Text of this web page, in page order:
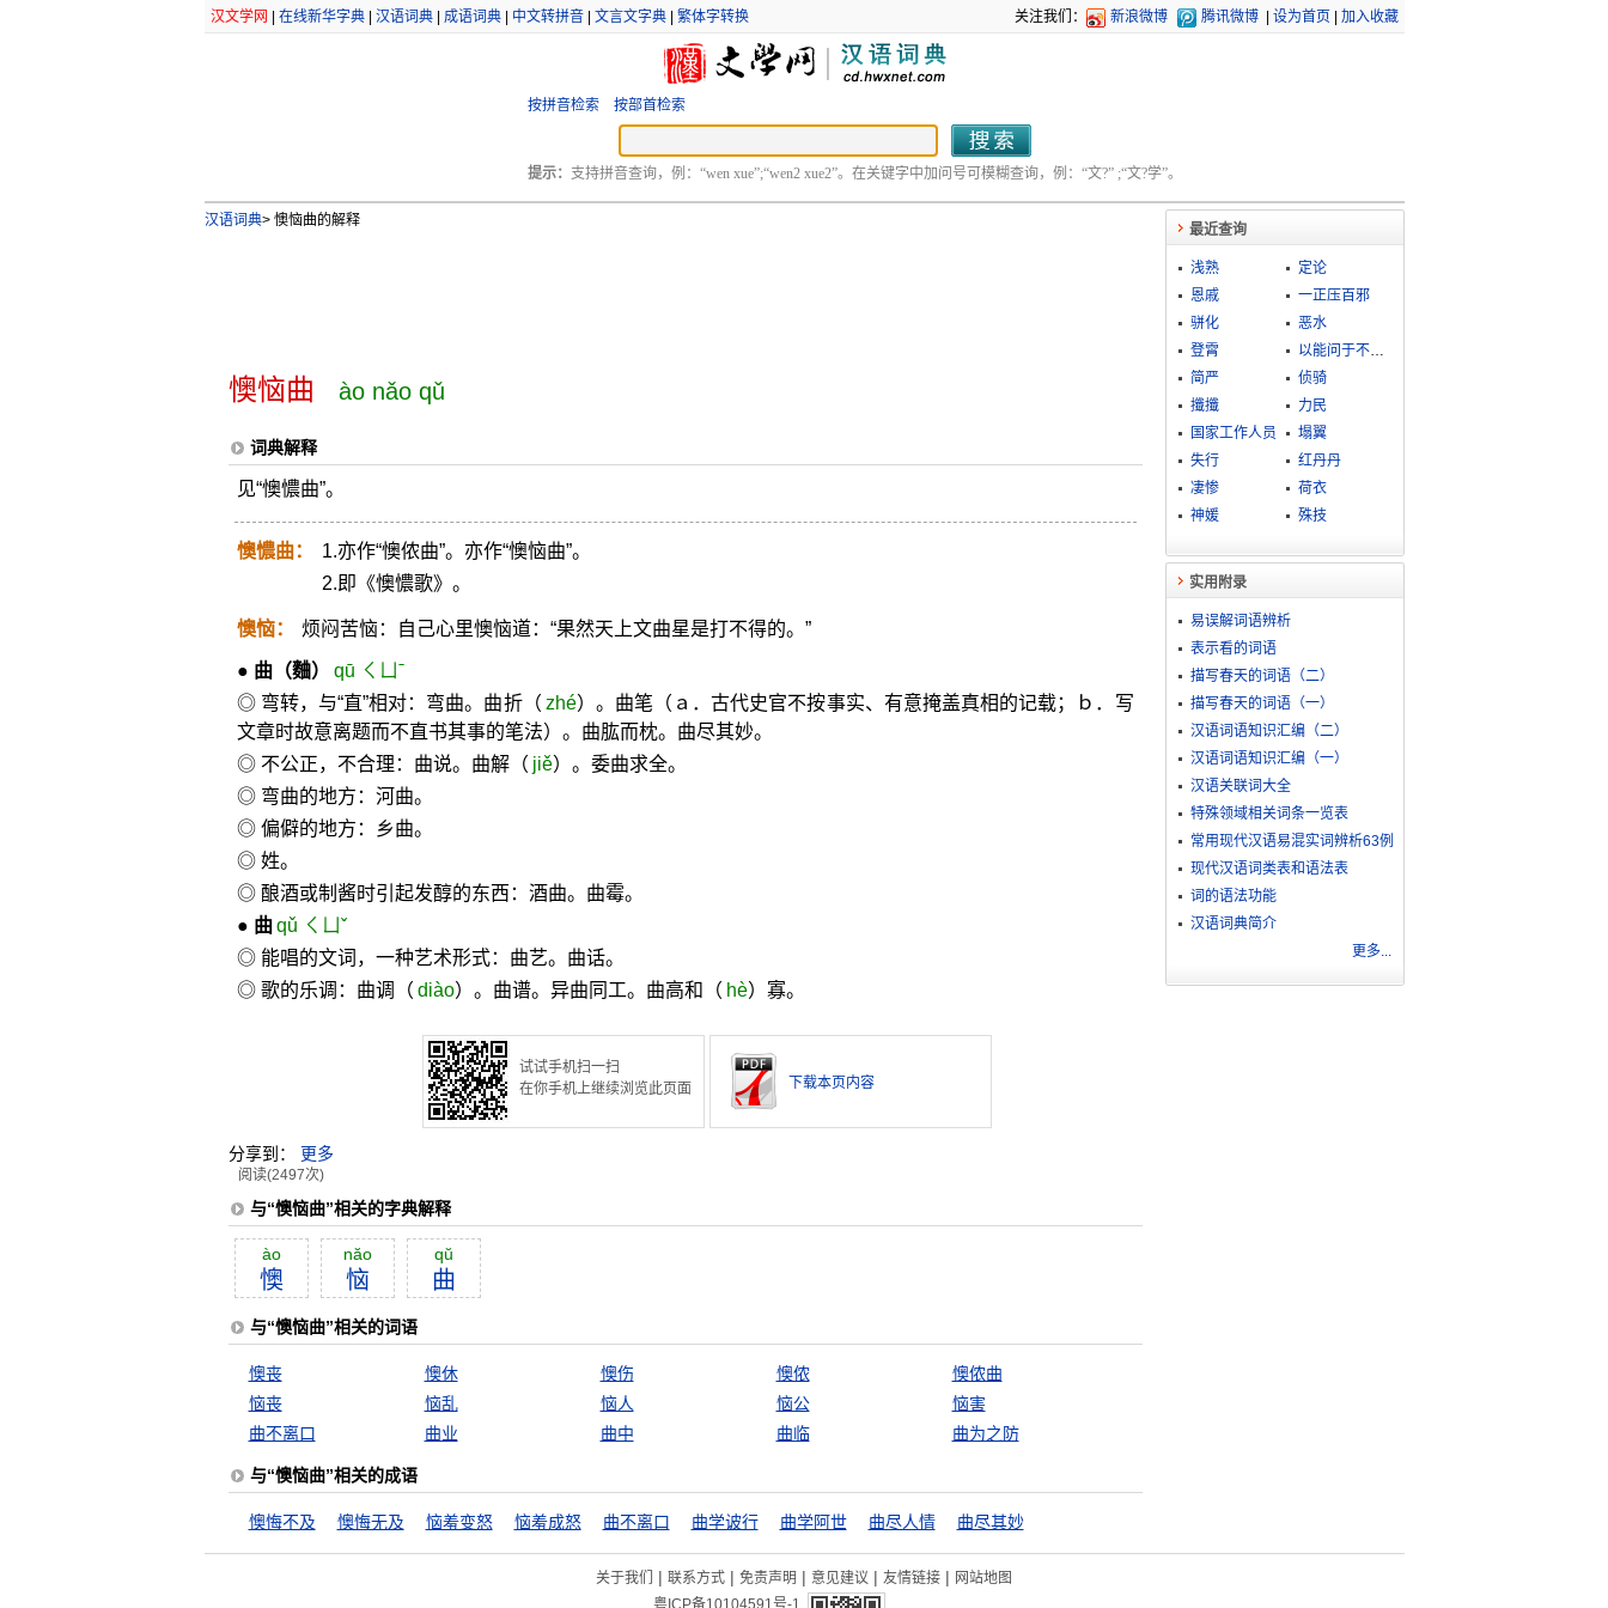
汉文学网 在线新华字典| 汉语词典| 成语词典| 中文转拼音| 文言文字典| 繁体字转换 关注我们： 新浪微博 腾讯微博 设为首页 加入收藏
按拼音检索 按部首检索
提示： 支持拼音查询，例：“wen xue”;“wen2 xue2”。在关键字中加问号可模糊查询，例：“文?” ;“文?学”。
汉语词典>懊恼曲的解释
懊恼曲 ào nǎo qǔ
词典解释
见“懊憹曲”。
懊憹曲：
1.亦作“懊侬曲”。亦作“懊恼曲”。
2.即《懊憹歌》。
懊恼： 烦闷苦恼：自己心里懊恼道：“果然天上文曲星是打不得的。”
● 曲（麯）
qū ㄑㄩˉ
◎ 弯转，与“直”相对：弯曲。曲折（ zhé）。曲笔（ａ．古代史官不按事实、有意掩盖真相的记载；ｂ．写
文章时故意离题而不直书其事的笔法）。曲肱而枕。曲尽其妙。
◎ 不公正，不合理：曲说。曲解（ jiě）。委曲求全。
◎ 弯曲的地方：河曲。
◎ 偏僻的地方：乡曲。
◎ 姓。
◎ 酿酒或制酱时引起发醇的东西：酒曲。曲霉。
● 曲 qǔ ㄑㄩˇ
◎ 能唱的文词，一种艺术形式：曲艺。曲话。
◎ 歌的乐调：曲调（ diào）。曲谱。异曲同工。曲高和（ hè）寡。
试试手机扫一扫
在你手机上继续浏览此页面
下载本页内容
分享到： 更多
阅读(2497次)
与“懊恼曲”相关的字典解释
ào
懊
năo
恼
qŭ
曲
与“懊恼曲”相关的词语
懊丧 懊休 懊伤 懊侬
懊侬曲
恼丧
恼乱 恼人 恼公
恼害
曲不离口
曲业 曲中 曲临 曲为之防
与“懊恼曲”相关的成语
懊悔不及 懊悔无及 恼羞变怒 恼羞成怒 曲不离口 曲学诐行 曲学阿世 曲尽人情 曲尽其妙
最近查询
浅熟
定论
恩戚
一正压百邪
骈化
恶水
登霄
以能问于不能，以多问于寡
简严
侦骑
攕攕
力民
国家工作人员
塌翼
失行
红丹丹
凄惨
荷衣
神媛
殊技
实用附录
易误解词语辨析
表示看的词语
描写春天的词语（二）
描写春天的词语（一）
汉语词语知识汇编（二）
汉语词语知识汇编（一）
汉语关联词大全
特殊领域相关词条一览表
常用现代汉语易混实词辨析63例
现代汉语词类表和语法表
词的语法功能
汉语词典简介
更多...
关于我们 | 联系方式 | 免责声明 | 意见建议 | 友情链接 | 网站地图
粤ICP备10104591号-1